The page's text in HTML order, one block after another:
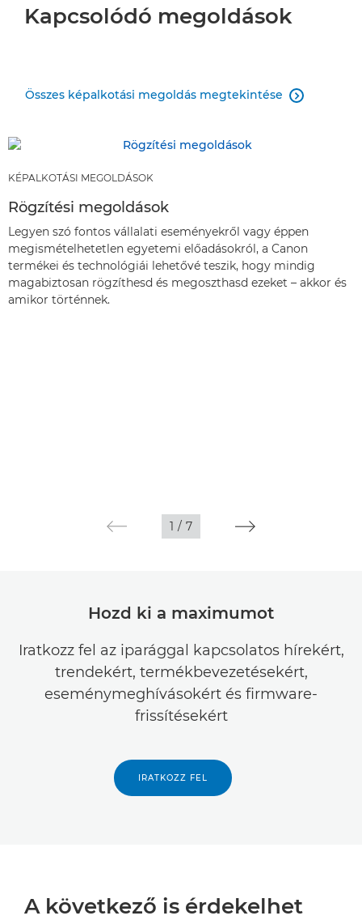
Kapcsolódó megoldások
Összes képalkotási megoldás megtekintése 
KÉPALKOTÁSI MEGOLDÁSOK
Rögzítési megoldások
Legyen szó fontos vállalati eseményekről vagy éppen
megismételhetetlen egyetemi előadásokról, a Canon
termékei és technológiái lehetővé teszik, hogy mindig
magabiztosan rögzíthesd és megoszthasd ezeket – akkor és
amikor történnek.
1 / 7
Hozd ki a maximumot
Iratkozz fel az iparággal kapcsolatos hírekért,
trendekért, termékbevezetésekért,
eseménymeghívásokért és firmware-
frissítésekért
IRATKOZZ FEL
A következő is érdekelhet